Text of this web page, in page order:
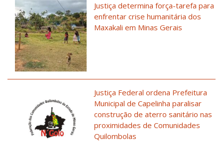
Justiça determina força-tarefa para
enfrentar crise humanitária dos
Maxakali em Minas Gerais
Justiça Federal ordena Prefeitura
Municipal de Capelinha paralisar
construção de aterro sanitário nas
proximidades de Comunidades
Quilombolas